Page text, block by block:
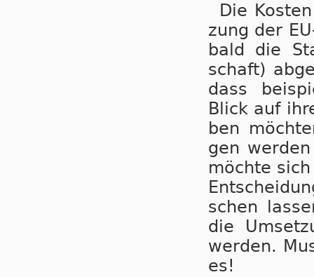
Die
zung der
bald die
schaft)
dass
Blick auf
ben
gen
möch­te
schen
die
wer­den.
es!